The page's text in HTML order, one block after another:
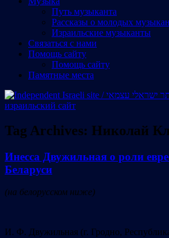
Путь музыканта
Рассказы о молодых
Израильские музыканты
Cвязаться с нами
Помощь сайту
Помощь сайту
Памятные места
Tag Archives: Николай
Инесса Двужильная о роли
Беларуси
(на белорусском ниже)
И. Ф. Двужильная (г. Гродно,